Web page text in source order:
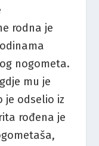
rodna je
nogometa.
mu je
je odselio iz
rođena je